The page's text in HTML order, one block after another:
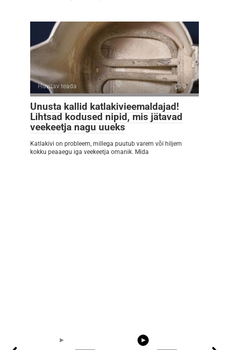
Huvitav teada 0
Unusta kallid katlakivieemaldajad!
Lihtsad kodused nipid, mis jätavad
veekeetja nagu uueks
Katlakivi on probleem, millega puutub varem või hiljem
kokku peaaegu iga veekeetja omanik. Mida